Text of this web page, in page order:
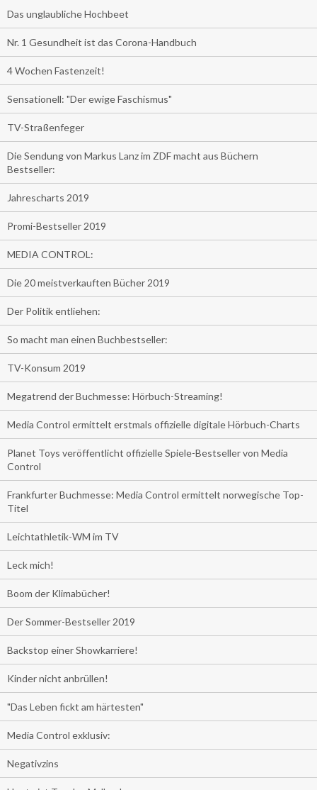
Das unglaubliche Hochbeet
Nr. 1 Gesundheit ist das Corona-Handbuch
4 Wochen Fastenzeit!
Sensationell: "Der ewige Faschismus"
TV-Straßenfeger
Die Sendung von Markus Lanz im ZDF macht aus Büchern
Bestseller:
Jahrescharts 2019
Promi-Bestseller 2019
MEDIA CONTROL:
Die 20 meistverkauften Bücher 2019
Der Politik entliehen:
So macht man einen Buchbestseller:
TV-Konsum 2019
Megatrend der Buchmesse: Hörbuch-Streaming!
Media Control ermittelt erstmals offizielle digitale Hörbuch-Charts
Planet Toys veröffentlicht offizielle Spiele-Bestseller von Media
Control
Frankfurter Buchmesse: Media Control ermittelt norwegische Top-
Titel
Leichtathletik-WM im TV
Leck mich!
Boom der Klimabücher!
Der Sommer-Bestseller 2019
Backstop einer Showkarriere!
Kinder nicht anbrüllen!
"Das Leben fickt am härtesten"
Media Control exklusiv:
Negativzins